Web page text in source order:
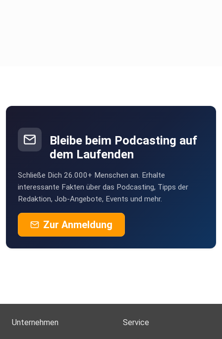
Bleibe beim Podcasting auf
dem Laufenden
Schließe Dich 26.000+ Menschen an. Erhalte
interessante Fakten über das Podcasting, Tipps der
Redaktion, Job-Angebote, Events und mehr.
Zur Anmeldung
Unternehmen Service